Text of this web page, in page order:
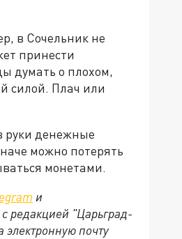
в Сочельник не
принести
думать о плохом,
силой. Плач или
руки денежные
можно потерять
монетами.
и
редакцией "Царьград-
почту